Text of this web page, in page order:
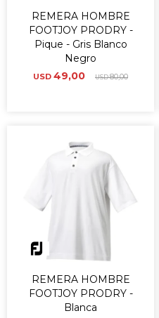
REMERA HOMBRE
FOOTJOY PRODRY -
Pique - Gris Blanco
Negro
USD 49,00 USD80,00
REMERA HOMBRE
FOOTJOY PRODRY -
Blanca